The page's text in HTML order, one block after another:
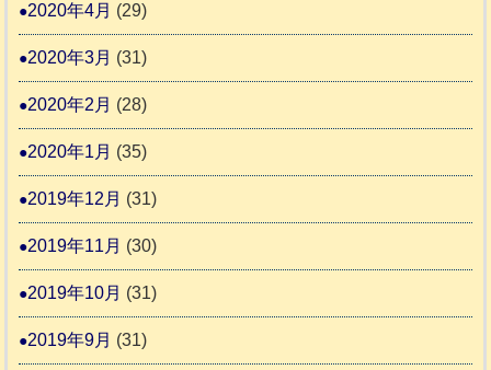
2020年4月 (29)
2020年3月 (31)
2020年2月 (28)
2020年1月 (35)
2019年12月 (31)
2019年11月 (30)
2019年10月 (31)
2019年9月 (31)